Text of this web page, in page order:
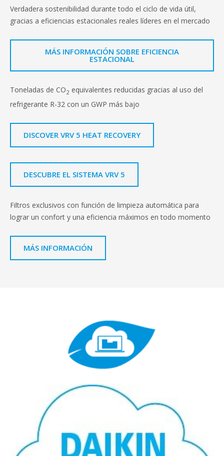
Verdadera sostenibilidad durante todo el ciclo de vida útil,
gracias a eficiencias estacionales reales líderes en el mercado
MÁS INFORMACIÓN SOBRE EFICIENCIA
ESTACIONAL
Toneladas de CO2 equivalentes reducidas gracias al uso del
refrigerante R-32 con un GWP más bajo
DISCOVER VRV 5 HEAT RECOVERY
DESCUBRE EL SISTEMA VRV 5
Filtros exclusivos con función de limpieza automática para
lograr un confort y una eficiencia máximos en todo momento
MÁS INFORMACIÓN